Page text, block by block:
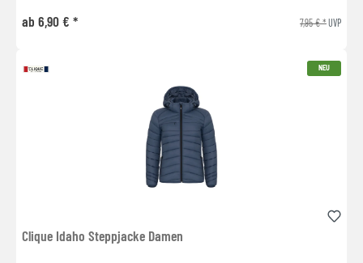
ab 6,90 € * 7,95 € *UVP
NEU
Clique Idaho Steppjacke Damen